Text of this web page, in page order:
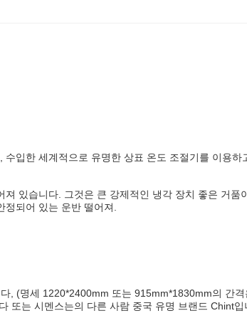
입한 세계적으로 유명한 상표 온도 조절기를 이용
있습니다. 그것은 큰 강제적인 냉각 장치 좋은 거
되어 있는 운반 떨어져.
(명세 1220*2400mm 또는 915mm*1830mm의 간
또는 시멘스는의 다른 사람 중국 유명 브랜드 Chint입